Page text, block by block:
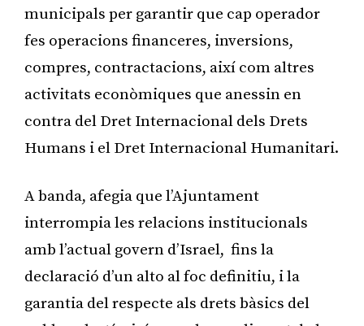
municipals per garantir que cap operador
fes operacions financeres, inversions,
compres, contractacions, així com altres
activitats econòmiques que anessin en
contra del Dret Internacional dels Drets
Humans i el Dret Internacional Humanitari.
A banda, afegia que l’Ajuntament
interrompia les relacions institucionals
amb l’actual govern d’Israel, fins la
declaració d’un alto al foc definitiu, i la
garantia del respecte als drets bàsics del